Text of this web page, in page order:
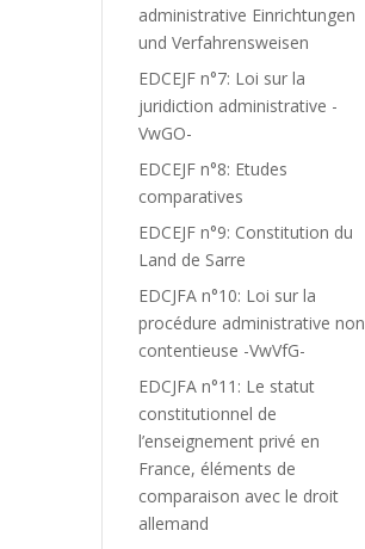
administrative Einrichtungen
und Verfahrensweisen
EDCEJF n°7: Loi sur la
juridiction administrative -
VwGO-
EDCEJF n°8: Etudes
comparatives
EDCEJF n°9: Constitution du
Land de Sarre
EDCJFA n°10: Loi sur la
procédure administrative non
contentieuse -VwVfG-
EDCJFA n°11: Le statut
constitutionnel de
l’enseignement privé en
France, éléments de
comparaison avec le droit
allemand